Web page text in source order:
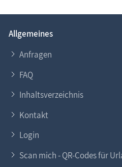
Allgemeines
Anfragen
FAQ
Inhaltsverzeichnis
Kontakt
Login
Scan mich - QR-Codes für